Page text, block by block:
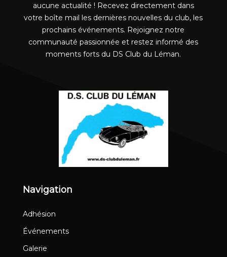
aucune actualité ! Recevez directement dans
votre boîte mail les dernières nouvelles du club, les
prochains événements. Rejoignez notre
communauté passionnée et restez informé des
moments forts du DS Club du Léman.
Navigation
Adhésion
Événements
Galerie